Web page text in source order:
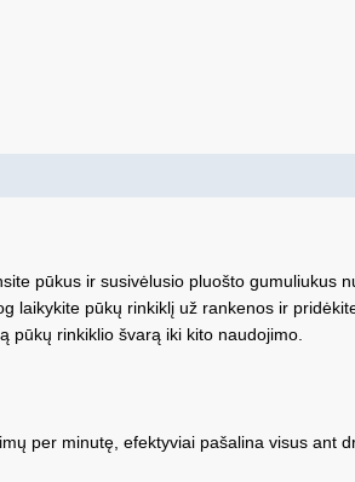
pūkus ir susivėlusio pluošto
laikykite pūkų rinkiklį už rankenos ir
pūkų rinkiklio švarą iki kito naudojimo.
per minutę, efektyviai pašalina visus ant